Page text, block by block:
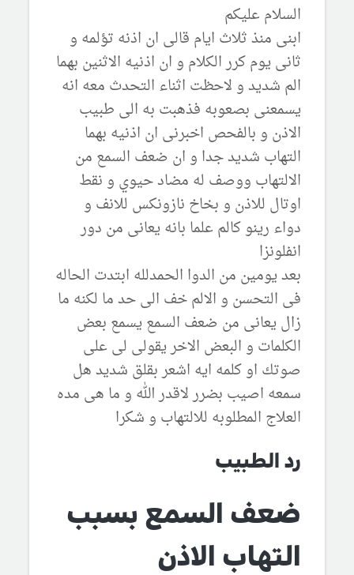
السلام عليكم
ابنى منذ ثلاث ايام قالى ان اذنه تؤلمه و
ثانى يوم كرر الكلام و ان اذنيه الاثنين بهما
الم شديد و لاحظت اثناء التحدث معه انه
يسمعنى بصعوبه فذهبت به الى طبيب
الاذن و بالفحص اخبرنى ان اذنيه بهما
التهاب شديد جدا و ان ضعف السمع من
الالتهاب ووصف له مضاد حيوي و نقط
اوتال للاذن و بخاخ نازونكس للانف و
دواء رينو كالم علما بانه يعانى من دور
انفلونزا
بعد يومين من الدوا الحمدلله ابتدت الحاله
فى التحسن و الالم خف الى حد ما لكنه ما
زال يعانى من ضعف السمع يسمع بعض
الكلمات و البعض الاخر يقولى لى على
صوتك او كلمه ايه اشعر بقلق شديد هل
سمعه اصيب بضرر لاقدر الله و ما هى مده
العلاج المطلوبه للالتهاب و شكرا
رد الطبيب
ضعف السمع بسبب
التهاب الاذن